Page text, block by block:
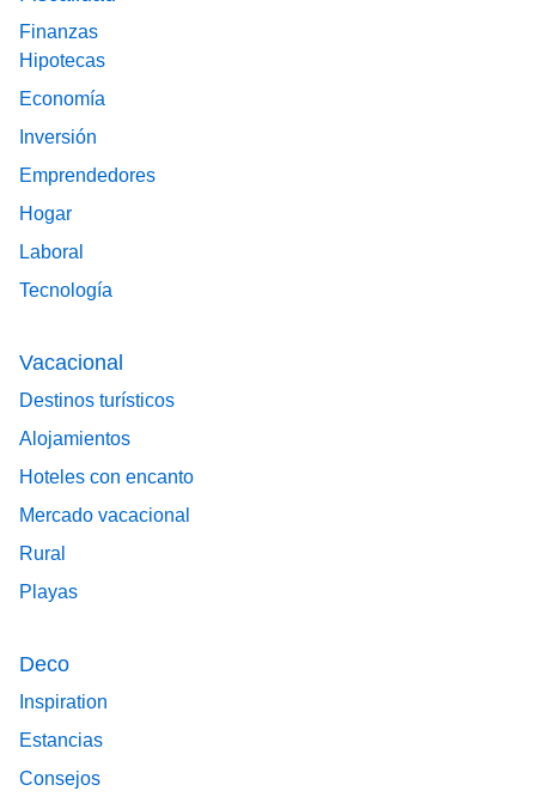
Finanzas
Hipotecas
Economía
Inversión
Emprendedores
Hogar
Laboral
Tecnología
Vacacional
Destinos turísticos
Alojamientos
Hoteles con encanto
Mercado vacacional
Rural
Playas
Deco
Inspiration
Estancias
Consejos